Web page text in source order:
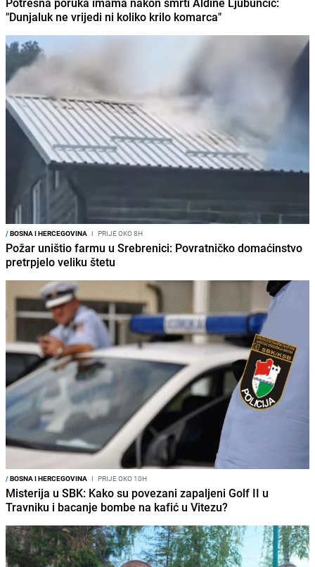
Potresna poruka imama nakon smrti Aldine Ljubunčić:
"Dunjaluk ne vrijedi ni koliko krilo komarca"
/BOSNA I HERCEGOVINA I PRIJE OKO 8H
Požar uništio farmu u Srebrenici: Povratničko domaćinstvo
pretrpjelo veliku štetu
/BOSNA I HERCEGOVINA I PRIJE OKO 10H
Misterija u SBK: Kako su povezani zapaljeni Golf II u
Travniku i bacanje bombe na kafić u Vitezu?